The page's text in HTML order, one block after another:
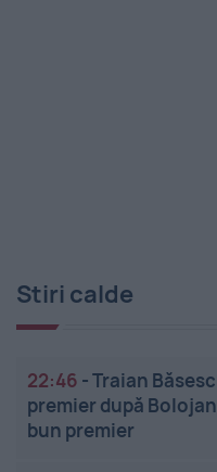
Stiri calde
22:46 -Traian
premier după
bun premier